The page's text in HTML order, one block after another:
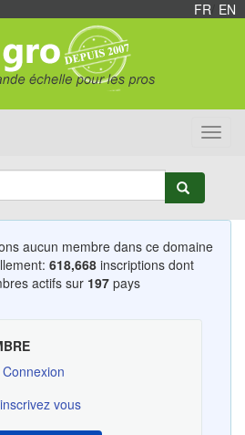
FR EN
aucun membre dans ce domaine
618,668 inscriptions dont
actifs sur 197 pays
Connexion
inscrivez vous